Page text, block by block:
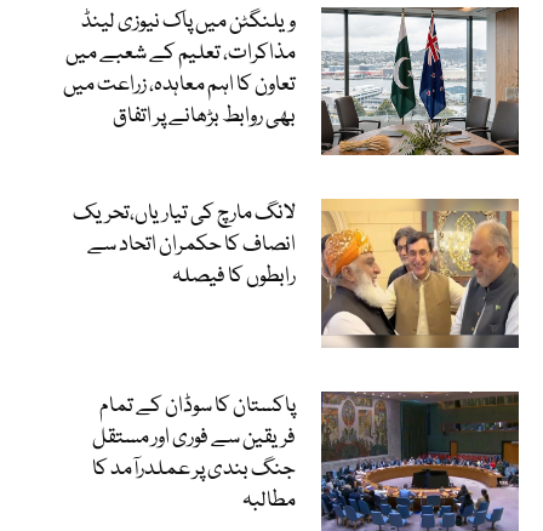
ویلنگٹن میں پاک نیوزی لینڈ
مذاکرات، تعلیم کے شعبے میں
تعاون کا اہم معاہدہ، زراعت میں
بھی روابط بڑھانے پر اتفاق
لانگ مارچ کی تیاریاں،تحریک
انصاف کا حکمران اتحاد سے
رابطوں کا فیصلہ
پاکستان کا سوڈان کے تمام
فریقین سے فوری اور مستقل
جنگ بندی پر عملدرآمد کا
مطالبہ